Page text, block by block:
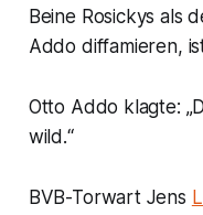
Beine Rosickys als
Addo diffamieren,
Otto Addo klagte:
wild.“
BVB-Torwart Jens